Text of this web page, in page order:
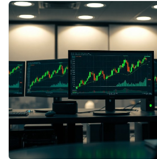
anonymous wallet identified as an early
has spent approximately $9.1 millio